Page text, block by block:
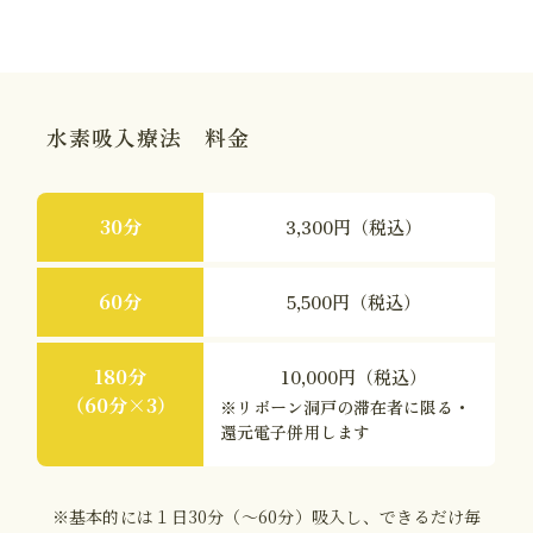
水素吸入療法 料金
30分 3,300円（税込）
60分 5,500円（税込）
180分
（60分×3）
10,000円（税込）
※リボーン洞戸の滞在者に限る・
還元電子併用します
※基本的には１日30分（～60分）吸入し、できるだけ毎